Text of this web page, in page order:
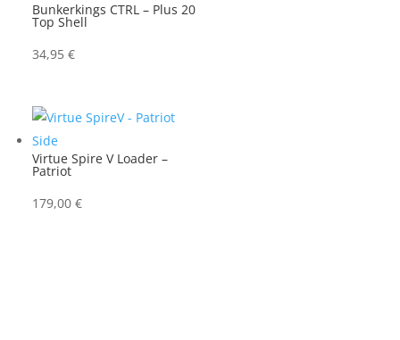
Bunkerkings CTRL – Plus 20
Top Shell
34,95€
Virtue Spire V Loader –
Patriot
179,00€